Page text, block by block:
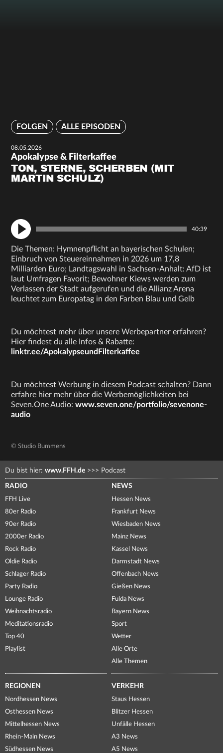
FOLGEN ALLE EPISODEN
08.05.2026
Apokalypse & Filterkaffee
TON, STERNE, SCHERBEN (MIT
MARTIN SCHULZ)
40:39
Die Themen: Hymnenpflicht an bayerischen Schulen;
Einbruch von Steuereinnahmen in 2026 um 17,8
Milliarden Euro; Landtagswahl in Sachsen-Anhalt: AfD ist
laut Umfragen Favorit; Bewohner Kiews werden zum
Verlassen der Stadt aufgerufen und die Allianz Arena
leuchtet zum Europatag in den Farben Blau und Gelb
Du möchtest mehr über unsere Werbepartner erfahren?
Hier findest du alle Infos & Rabatte:
linktr.ee/ApokalypseundFilterkaffee
Du möchtest Werbung in diesem Podcast schalten? Dann
erfahre hier mehr über die Werbemöglichkeiten bei
Seven.One Audio:www.seven.one/portfolio/sevenone-
audio
© Studio Bummens
Du bist hier: www.FFH.de >>> Podcast
RADIO
FFH Live
80er Radio
90er Radio
2000er Radio
Rock Radio
Oldie Radio
Schlager Radio
Party Radio
Lounge Radio
Weihnachtsradio
Meditationsradio
Top 40
Playlist
NEWS
Hessen News
Frankfurt News
Wiesbaden News
Mainz News
Kassel News
Darmstadt News
Offenbach News
Gießen News
Fulda News
Bayern News
Sport
Wetter
Alle Orte
Alle Themen
REGIONEN
Nordhessen News
Osthessen News
Mittelhessen News
Rhein-Main News
Südhessen News
VERKEHR
Staus Hessen
Blitzer Hessen
Unfälle Hessen
A3 News
A5 News